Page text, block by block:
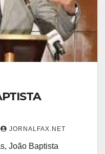
JORNALFAX.NET
João Baptista